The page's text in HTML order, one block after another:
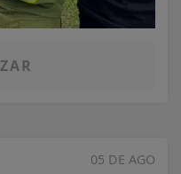
05 DE AGO